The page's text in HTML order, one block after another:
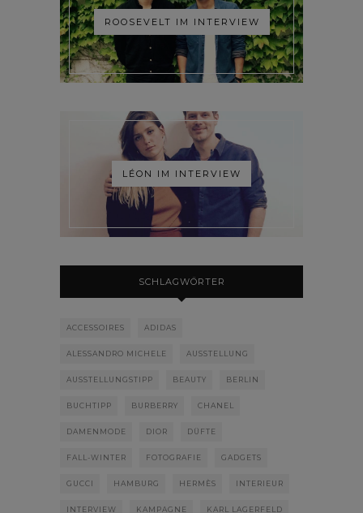
ROOSEVELT IM INTERVIEW
LÉON IM INTERVIEW
SCHLAGWÖRTER
ACCESSOIRES ADIDAS
ALESSANDRO MICHELE AUSSTELLUNG
AUSSTELLUNGSTIPP BEAUTY BERLIN
BUCHTIPP BURBERRY CHANEL
DAMENMODE DIOR DÜFTE
FALL-WINTER FOTOGRAFIE GADGETS
GUCCI HAMBURG HERMÈS INTERIEUR
INTERVIEW KAMPAGNE KARL LAGERFELD